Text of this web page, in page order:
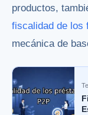
productos,
fiscalidad de los
mecánica de